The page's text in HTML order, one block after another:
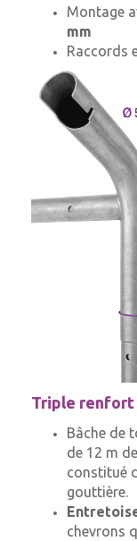
Montage
mm
Raccords
Triple
Bâche de
de 12 m
constitué
gouttière.
chevrons